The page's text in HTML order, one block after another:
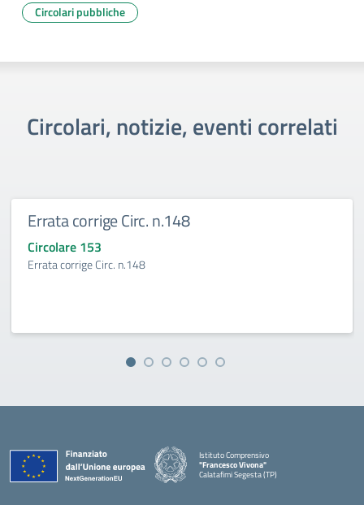
Circolari pubbliche
Circolari, notizie, eventi correlati
Errata corrige Circ. n.148
Circolare 153
Errata corrige Circ. n.148
Istituto Comprensivo
"Francesco Vivona"
Calatafimi Segesta (TP)
— Visita la pagina iniziale della scuola